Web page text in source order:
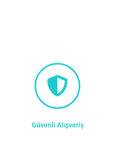
Güvenli Alışveriş